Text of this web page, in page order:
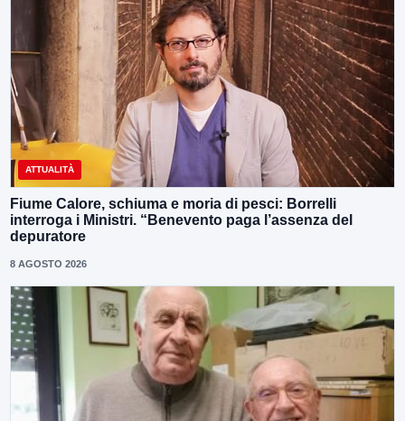
ATTUALITÀ
Fiume Calore, schiuma e moria di pesci: Borrelli
interroga i Ministri. “Benevento paga l’assenza del
depuratore
8 AGOSTO 2026